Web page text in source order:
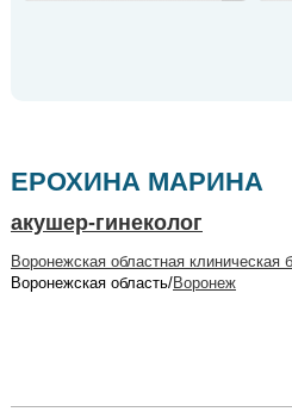
ЕРОХИНА МАРИНА
акушер-гинеколог
Воронежская областная клиническая
Воронежская область/Воронеж